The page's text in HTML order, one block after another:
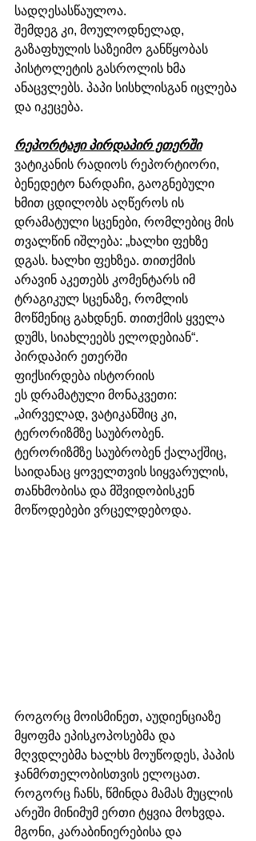
სადღესასწაულოა.
შემდეგ კი, მოულოდნელად,
გაზაფხულის საზეიმო განწყობას
პისტოლეტის გასროლის ხმა
ანაცვლებს. პაპი სისხლისგან იცლება
და იკეცება.
რეპორტაჟი პირდაპირ ეთერში
ვატიკანის რადიოს რეპორტიორი,
ბენედეტო ნარდაჩი, გაოგნებული
ხმით ცდილობს აღწეროს ის
დრამატული სცენები, რომლებიც მის
თვალწინ იშლება: „ხალხი ფეხზე
დგას. ხალხი ფეხზეა. თითქმის
არავინ აკეთებს კომენტარს იმ
ტრაგიკულ სცენაზე, რომლის
მოწმენიც გახდნენ. თითქმის ყველა
დუმს, სიახლეებს ელოდებიან“.
პირდაპირ ეთერში
ფიქსირდება ისტორიის
ეს დრამატული მონაკვეთი:
„პირველად, ვატიკანშიც კი,
ტერორიზმზე საუბრობენ.
ტერორიზმზე საუბრობენ ქალაქშიც,
საიდანაც ყოველთვის სიყვარულის,
თანხმობისა და მშვიდობისკენ
მოწოდებები ვრცელდებოდა.
როგორც მოისმინეთ, აუდიენციაზე
მყოფმა ეპისკოპოსებმა და
მღვდლებმა ხალხს მოუწოდეს, პაპის
ჯანმრთელობისთვის ელოცათ.
როგორც ჩანს, წმინდა მამას მუცლის
არეში მინიმუმ ერთი ტყვია მოხვდა.
მგონი, კარაბინიერებისა და